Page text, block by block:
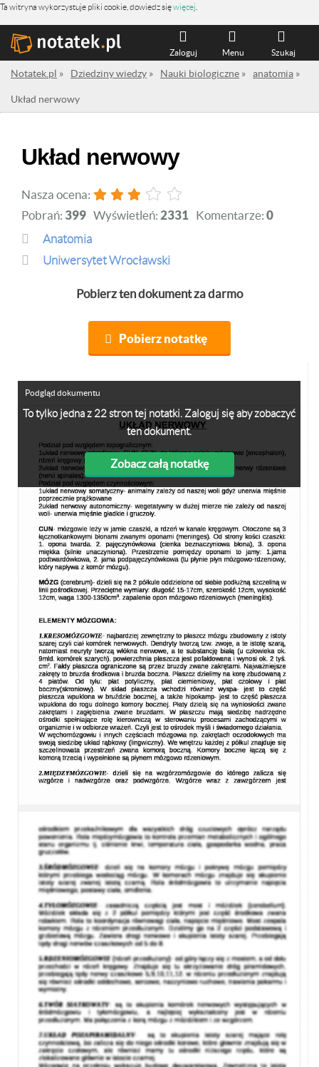
Ta witryna wykorzystuje pliki cookie, dowiedz sięwięcej
Szukaj
Menu
Zaloguj
Notatek.pl » Dziedziny wiedzy » Nauki biologiczne » anatomia »
Układ nerwowy
Układ nerwowy
Nasza ocena:
Pobrań: 399 Wyświetleń: 2331 Komentarze: 0
anatomia
Uniwersytet Wrocławski
Pobierz ten dokument za darmo
Pobierz notatkę
To tylko jedna z 22 stron tej notatki. Zaloguj się aby zobaczyć
ten dokument.
Zobacz całą notatkę
Podgląd dokumentu